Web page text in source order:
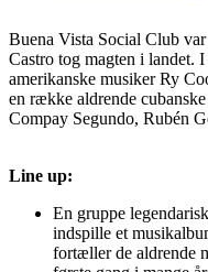
Buena Vista Social Club
Castro tog magten i landet.
amerikanske musiker Ry
en række aldrende
Compay Segundo, Rubén
Line up:
En gruppe
indspille et
fortæller de aldrende